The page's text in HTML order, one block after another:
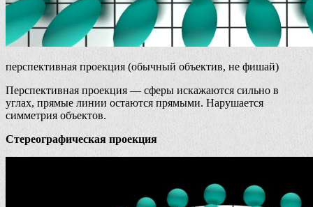
перспективная проекция (обычный объектив, не фишай)
Перспективная проекция — сферы искажаются сильно в
углах, прямые линии остаются прямыми. Нарушается
симметрия объектов.
Стереографическая проекция